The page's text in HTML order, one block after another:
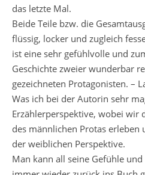
das letzte Mal.
Beide Teile bzw. die
flüssig, locker und zugleich
ist eine sehr gefühlvolle und
Geschichte zweier wunderbar
gezeichneten Protagonisten. –
Was ich bei der Autorin sehr
Erzählerperspektive, wobei wir
des männlichen Protas
der weiblichen Perspektive.
Man kann all seine Gefühle